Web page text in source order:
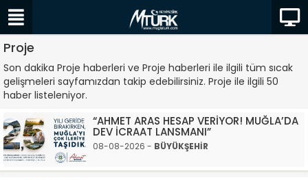
Proje
Son dakika Proje haberleri ve Proje haberleri ile ilgili tüm sıcak
gelişmeleri sayfamızdan takip edebilirsiniz. Proje ile ilgili 50
haber listeleniyor.
“AHMET ARAS HESAP VERİYOR! MUĞLA’DA
DEV İCRAAT LANSMANI”
08-08-2026 - BÜYÜKŞEHİR